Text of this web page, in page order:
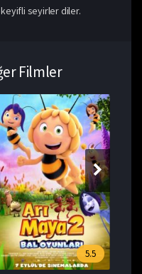
keyifli seyirler diler.
Filmler
5.5